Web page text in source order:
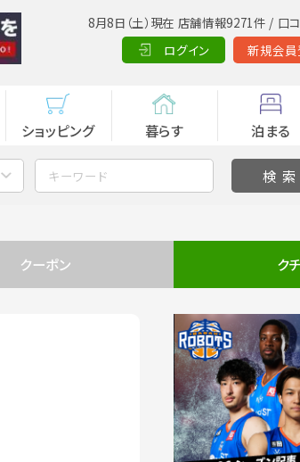
8月8日（土）現在 店舗情報9271件 / 口
ログイン
新規会員
ショッピング 暮らす 泊まる
クーポン ク